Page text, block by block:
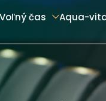
Voľný čas Aqua-